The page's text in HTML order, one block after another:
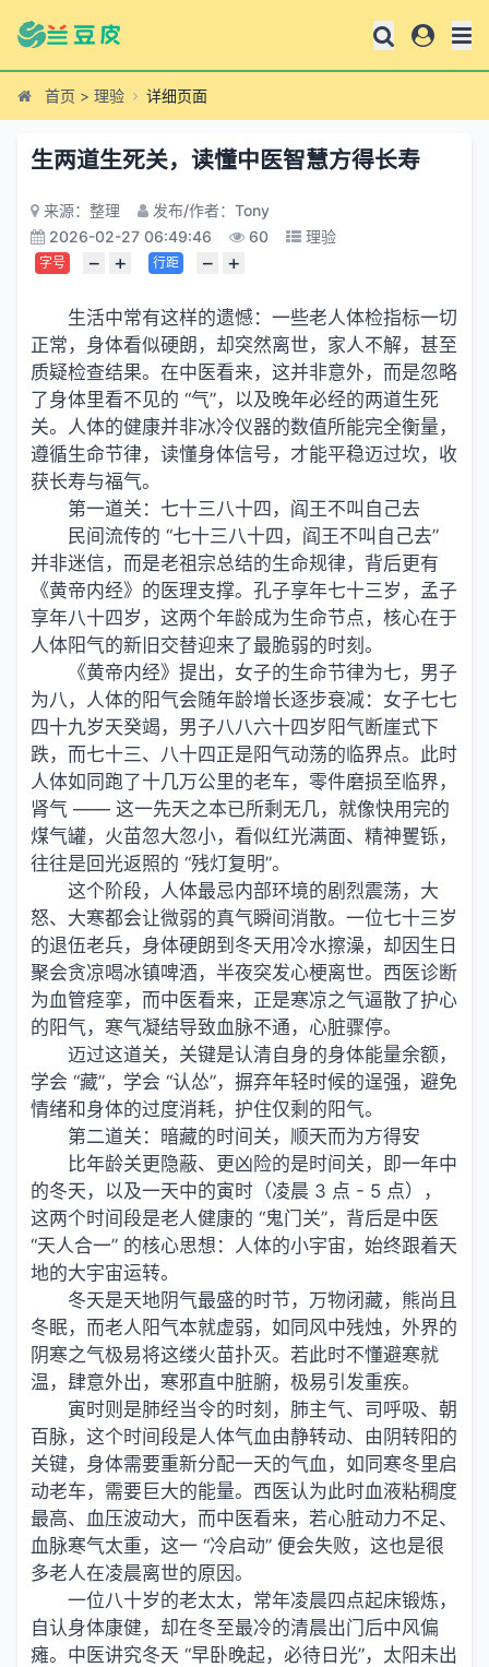
首页 > 理验 详细页面
生两道生死关，读懂中医智慧方得长寿
来源：整理
发布/作者：Tony
2026-02-27 06:49:46
60 理验
字号 − + 行距 − +
生活中常有这样的遗憾：一些老人体检指标一切
正常，身体看似硬朗，却突然离世，家人不解，甚至
质疑检查结果。在中医看来，这并非意外，而是忽略
了身体里看不见的 “气”，以及晚年必经的两道生死
关。人体的健康并非冰冷仪器的数值所能完全衡量，
遵循生命节律，读懂身体信号，才能平稳迈过坎，收
获长寿与福气。
第一道关：七十三八十四，阎王不叫自己去
民间流传的 “七十三八十四，阎王不叫自己去”
并非迷信，而是老祖宗总结的生命规律，背后更有
《黄帝内经》的医理支撑。孔子享年七十三岁，孟子
享年八十四岁，这两个年龄成为生命节点，核心在于
人体阳气的新旧交替迎来了最脆弱的时刻。
《黄帝内经》提出，女子的生命节律为七，男子
为八，人体的阳气会随年龄增长逐步衰减：女子七七
四十九岁天癸竭，男子八八六十四岁阳气断崖式下
跌，而七十三、八十四正是阳气动荡的临界点。此时
人体如同跑了十几万公里的老车，零件磨损至临界，
肾气 —— 这一先天之本已所剩无几，就像快用完的
煤气罐，火苗忽大忽小，看似红光满面、精神矍铄，
往往是回光返照的 “残灯复明”。
这个阶段，人体最忌内部环境的剧烈震荡，大
怒、大寒都会让微弱的真气瞬间消散。一位七十三岁
的退伍老兵，身体硬朗到冬天用冷水擦澡，却因生日
聚会贪凉喝冰镇啤酒，半夜突发心梗离世。西医诊断
为血管痉挛，而中医看来，正是寒凉之气逼散了护心
的阳气，寒气凝结导致血脉不通，心脏骤停。
迈过这道关，关键是认清自身的身体能量余额，
学会 “藏”，学会 “认怂”，摒弃年轻时候的逞强，避免
情绪和身体的过度消耗，护住仅剩的阳气。
第二道关：暗藏的时间关，顺天而为方得安
比年龄关更隐蔽、更凶险的是时间关，即一年中
的冬天，以及一天中的寅时（凌晨 3 点 - 5 点），
这两个时间段是老人健康的 “鬼门关”，背后是中医
“天人合一” 的核心思想：人体的小宇宙，始终跟着天
地的大宇宙运转。
冬天是天地阴气最盛的时节，万物闭藏，熊尚且
冬眠，而老人阳气本就虚弱，如同风中残烛，外界的
阴寒之气极易将这缕火苗扑灭。若此时不懂避寒就
温，肆意外出，寒邪直中脏腑，极易引发重疾。
寅时则是肺经当令的时刻，肺主气、司呼吸、朝
百脉，这个时间段是人体气血由静转动、由阴转阳的
关键，身体需要重新分配一天的气血，如同寒冬里启
动老车，需要巨大的能量。西医认为此时血液粘稠度
最高、血压波动大，而中医看来，若心脏动力不足、
血脉寒气太重，这一 “冷启动” 便会失败，这也是很
多老人在凌晨离世的原因。
一位八十岁的老太太，常年凌晨四点起床锻炼，
自认身体康健，却在冬至最冷的清晨出门后中风偏
瘫。中医讲究冬天 “早卧晚起，必待日光”，太阳未出